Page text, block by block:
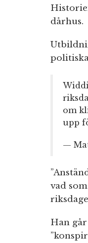
dårhus.
om
upp
—
vad
Han